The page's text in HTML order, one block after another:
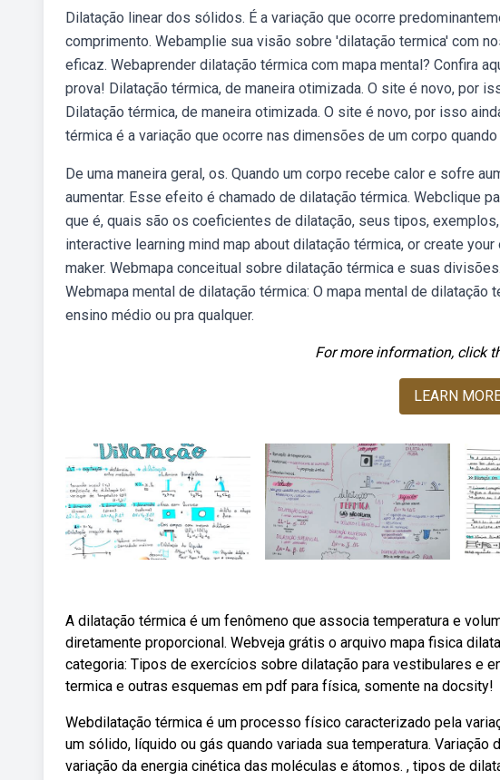
Dilatação linear dos sólidos. É a variação que ocorre
comprimento. Webamplie sua visão sobre 'dilatação termica' com
eficaz. Webaprender dilatação térmica com mapa mental? Confira
prova! Dilatação térmica, de maneira otimizada. O site é novo, por
Dilatação térmica, de maneira otimizada. O site é novo, por isso
térmica é a variação que ocorre nas dimensões de um corpo
De uma maneira geral, os. Quando um corpo recebe calor e sofre
aumentar. Esse efeito é chamado de dilatação térmica. Webclique
que é, quais são os coeficientes de dilatação, seus tipos,
interactive learning mind map about dilatação térmica, or create
maker. Webmapa conceitual sobre dilatação térmica e suas
Webmapa mental de dilatação térmica: O mapa mental de
ensino médio ou pra qualquer.
For more information, click
LEARN
A dilatação térmica é um fenômeno que associa temperatura e
diretamente proporcional. Webveja grátis o arquivo mapa fisica
categoria: Tipos de exercícios sobre dilatação para vestibulares e
termica e outras esquemas em pdf para física, somente na docsity!
Webdilatação térmica é um processo físico caracterizado pela
um sólido, líquido ou gás quando variada sua temperatura. Variação
variação da energia cinética das moléculas e átomos. , tipos de